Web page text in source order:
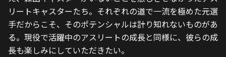
リートキャスターたち。それぞれの道で一流を極めた元選
手だからこそ、そのポテンシャルは計り知れないものがあ
る。現役で活躍中のアスリートの成長と同様に、彼らの成
長も楽しみにしていただきたい。